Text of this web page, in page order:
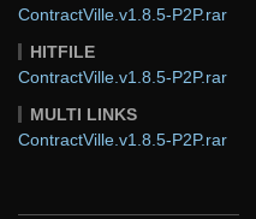
ContractVille.v1.8.5-P2P.rar
HITFILE
ContractVille.v1.8.5-P2P.rar
MULTI LINKS
ContractVille.v1.8.5-P2P.rar